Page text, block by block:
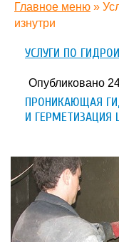
Главное меню »
изнутри
УСЛУГИ ПО
Опубликовано
ПРОНИКАЮЩАЯ
И ГЕРМЕТИЗАЦИЯ